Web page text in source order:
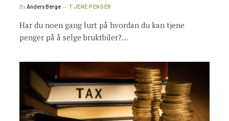
ByAnders Berge TJENE PENGER
Har du noen gang lurt på hvordan du kan tjene
penger på å selge bruktbiler?…